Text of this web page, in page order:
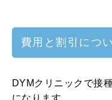
費用と割引につ
DYMクリニックで接
になります。